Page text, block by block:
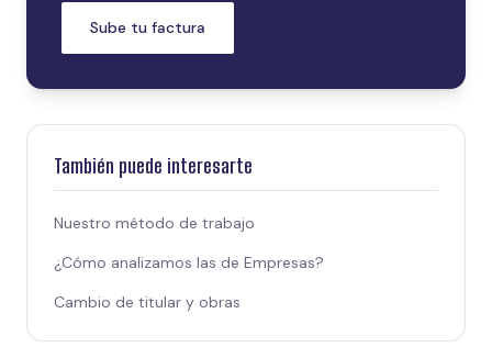
Sube tu factura
También puede interesarte
Nuestro método de trabajo
¿Cómo analizamos las de Empresas?
Cambio de titular y obras